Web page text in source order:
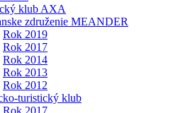
klub AXA
združenie MEANDER
Rok 2019
Rok 2017
Rok 2014
Rok 2013
Rok 2012
turistický klub
Rok 2017